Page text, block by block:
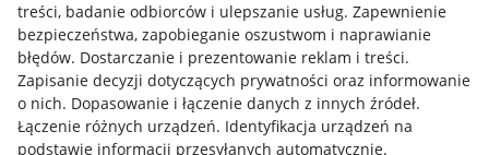
treści, badanie odbiorców i ulepszanie usług. Zapewnienie
bezpieczeństwa, zapobieganie oszustwom i naprawianie
błędów. Dostarczanie i prezentowanie reklam i treści.
Zapisanie decyzji dotyczących prywatności oraz informowanie
o nich. Dopasowanie i łączenie danych z innych źródeł.
Łączenie różnych urządzeń. Identyfikacja urządzeń na
podstawie informacji przesyłanych automatycznie.
Mapa miejscowości
Informacje prawne
Regulamin